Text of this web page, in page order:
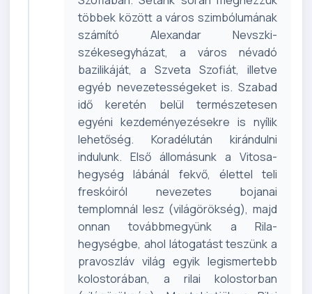
többek között a város szimbólumának
számító Alexandar Nevszki-
székesegyházat, a város névadó
bazilikáját, a Szveta Szofiát, illetve
egyéb nevezetességeket is. Szabad
idő keretén belül természetesen
egyéni kezdeményezésekre is nyílik
lehetőség. Koradélután kirándulni
indulunk. Első állomásunk a Vitosa-
hegység lábánál fekvő, élettel teli
freskóiról nevezetes bojanai
templomnál lesz (világörökség), majd
onnan továbbmegyünk a Rila-
hegységbe, ahol látogatást teszünk a
pravoszláv világ egyik legismertebb
kolostorában, a rilai kolostorban